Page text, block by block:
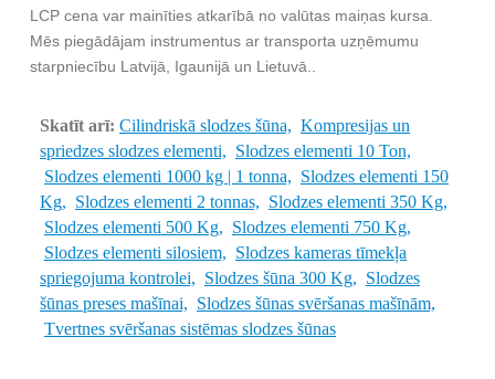
LCP cena var mainīties atkarībā no valūtas maiņas kursa.
Mēs piegādājam instrumentus ar transporta uzņēmumu
starpniecību Latvijā, Igaunijā un Lietuvā..
Skatīt arī: Cilindriskā slodzes šūna, Kompresijas un
spriedzes slodzes elementi, Slodzes elementi 10 Ton,
Slodzes elementi 1000 kg | 1 tonna, Slodzes elementi 150
Kg, Slodzes elementi 2 tonnas, Slodzes elementi 350 Kg,
Slodzes elementi 500 Kg, Slodzes elementi 750 Kg,
Slodzes elementi silosiem, Slodzes kameras tīmekļa
spriegojuma kontrolei, Slodzes šūna 300 Kg, Slodzes
šūnas preses mašīnai, Slodzes šūnas svēršanas mašīnām,
Tvertnes svēršanas sistēmas slodzes šūnas